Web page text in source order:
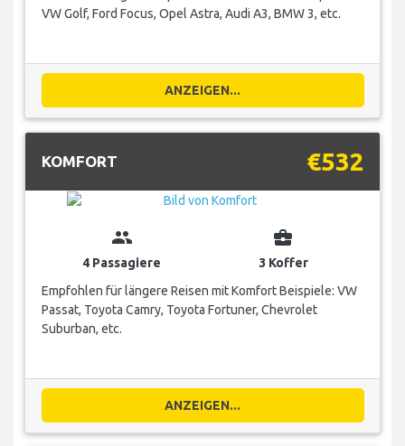
VW Golf, Ford Focus, Opel Astra, Audi A3, BMW 3, etc.
ANZEIGEN...
KOMFORT €532
group
4 Passagiere
business_center
3 Koffer
Empfohlen für längere Reisen mit Komfort Beispiele: VW
Passat, Toyota Camry, Toyota Fortuner, Chevrolet
Suburban, etc.
ANZEIGEN...